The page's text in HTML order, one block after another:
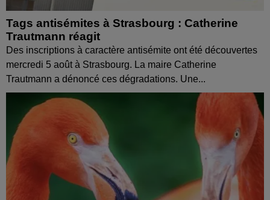
Tags antisémites à Strasbourg : Catherine
Trautmann réagit
Des inscriptions à caractère antisémite ont été découvertes
mercredi 5 août à Strasbourg. La maire Catherine
Trautmann a dénoncé ces dégradations. Une...